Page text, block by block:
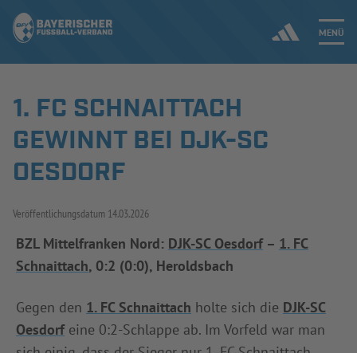
MENÜ
Jetzt einloggen
ERGEBNISSE & WETTBEWERBE
SPIELBETRIEB & VERBANDSLEBEN
AUSBILDUNG & FÖRDERUNG
DER VERBAND
1. FC SCHNAITTACH
GEWINNT BEI DJK-SC
OESDORF
Veröffentlichungsdatum 14.03.2026
BZL Mittelfranken Nord: DJK-SC Oesdorf– 1. FC
Schnaittach, 0:2 (0:0), Heroldsbach
Gegen den 1. FC Schnaittach holte sich die DJK-SC
Oesdorfeine 0:2-Schlappe ab. Im Vorfeld war man